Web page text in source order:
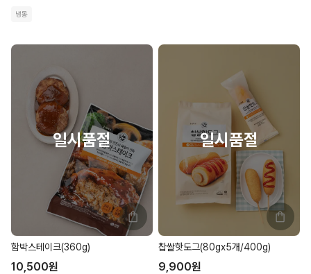
냉동
함박스테이크(360g)
10,500원
찹쌀핫도그(80gx5개/400g)
9,900원